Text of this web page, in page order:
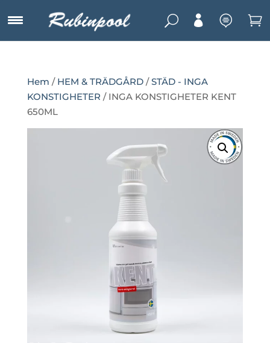
U   
Hem / HEM & TRÄDGÅRD/STÄD - INGA
KONSTIGHETER / INGA KONSTIGHETER KENT
650ML